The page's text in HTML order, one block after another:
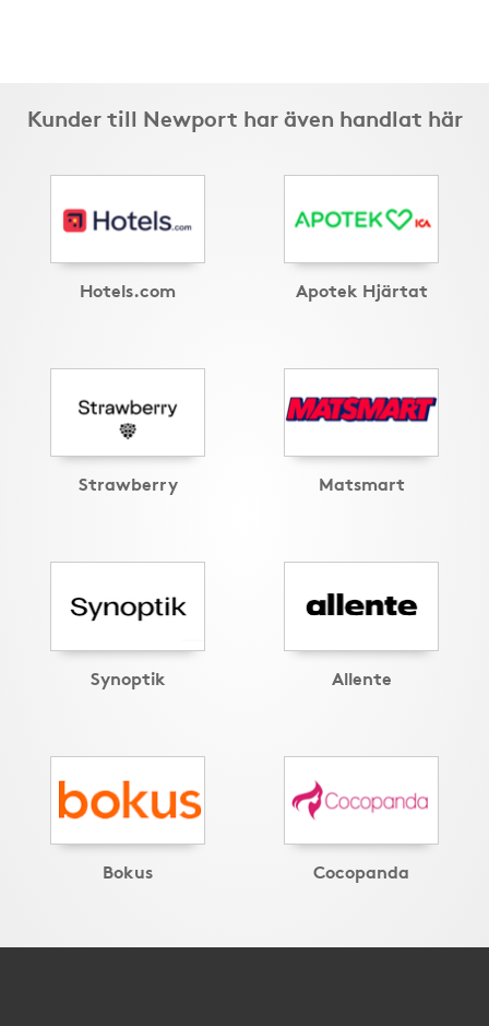
Kunder till Newport har även handlat här
Hotels.com Apotek Hjärtat
Strawberry Matsmart
Synoptik Allente
Bokus Cocopanda